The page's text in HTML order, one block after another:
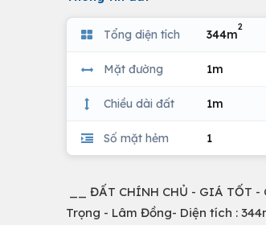
Tổng diện tích 344m
2
Mặt đường 1m
Chiều dài đất 1m
Số mặt hẻm 1
__ ĐẤT CHÍNH CHỦ - GIÁ TỐT
Trọng - Lâm Đồng- Diện tích :